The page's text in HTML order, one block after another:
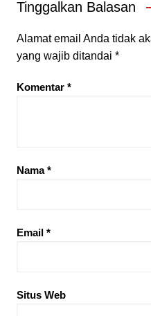
Tinggalkan Balasan
Alamat email Anda tidak
yang wajib ditandai *
Komentar *
Nama*
Email *
Situs Web